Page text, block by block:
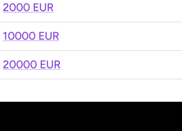
2000 EUR
10000 EUR
20000 EUR